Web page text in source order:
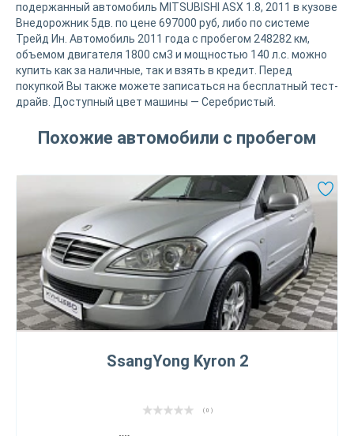
подержанный автомобиль MITSUBISHI ASX 1.8, 2011 в кузове
Внедорожник 5дв. по цене 697000 руб, либо по системе
Трейд Ин. Автомобиль 2011 года с пробегом 248282 км,
объемом двигателя 1800 см3 и мощностью 140 л.с. можно
купить как за наличные, так и взять в кредит. Перед
покупкой Вы также можете записаться на бесплатный тест-
драйв. Доступный цвет машины — Серебристый.
Похожие автомобили с пробегом
SsangYong Kyron 2
( 0 )